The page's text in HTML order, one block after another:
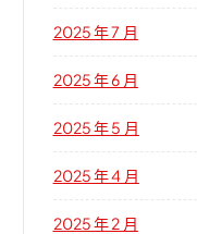
2025 年 7 月
2025 年 6 月
2025 年 5 月
2025 年 4 月
2025 年 2 月